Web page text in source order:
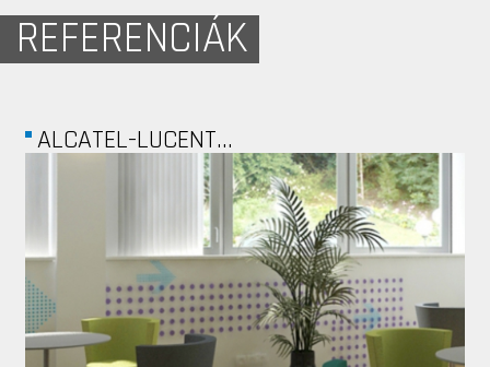
REFERENCIÁK
ALPHAGONN